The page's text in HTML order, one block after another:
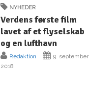
NYHEDER
Verdens første film
lavet af et flyselskab
og en lufthavn
Redaktion
9. september
2018